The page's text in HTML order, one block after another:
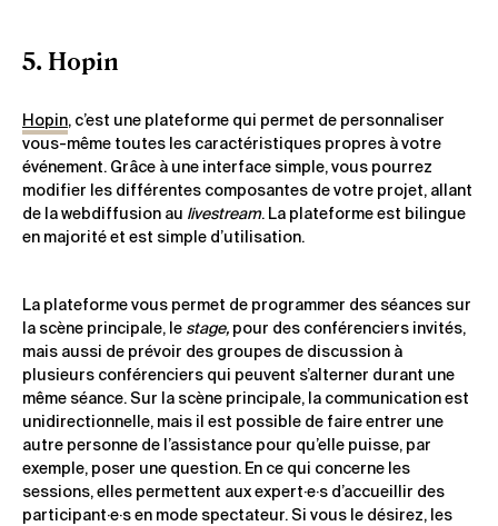
5. Hopin
Hopin, c’est une plateforme qui permet de personnaliser
vous-même toutes les caractéristiques propres à votre
événement. Grâce à une interface simple, vous pourrez
modifier les différentes composantes de votre projet, allant
de la webdiffusion au livestream. La plateforme est bilingue
en majorité et est simple d’utilisation.
La plateforme vous permet de programmer des séances sur
la scène principale, le stage, pour des conférenciers invités,
mais aussi de prévoir des groupes de discussion à
plusieurs conférenciers qui peuvent s’alterner durant une
même séance. Sur la scène principale, la communication est
unidirectionnelle, mais il est possible de faire entrer une
autre personne de l’assistance pour qu’elle puisse, par
exemple, poser une question. En ce qui concerne les
sessions, elles permettent aux expert·e·s d’accueillir des
participant·e·s en mode spectateur. Si vous le désirez, les